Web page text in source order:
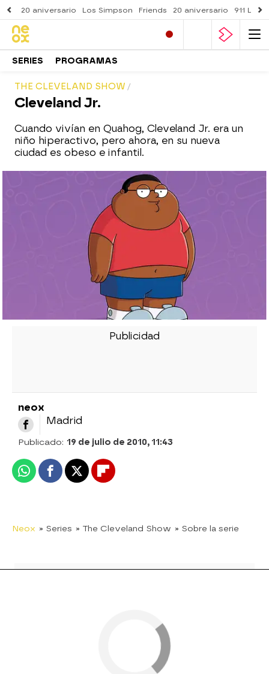
20 aniversario Los Simpson Friends 20 aniversario 911
SERIES PROGRAMAS
THE CLEVELAND SHOW
Cleveland Jr.
Cuando vivían en Quahog, Cleveland Jr. era un
niño hiperactivo, pero ahora, en su nueva
ciudad es obeso e infantil.
neox
Madrid
Publicado: 19 de julio de 2010, 11:43
WhatsappFacebook
X Flipboard
Neox » Series » The Cleveland Show » Sobre la serie